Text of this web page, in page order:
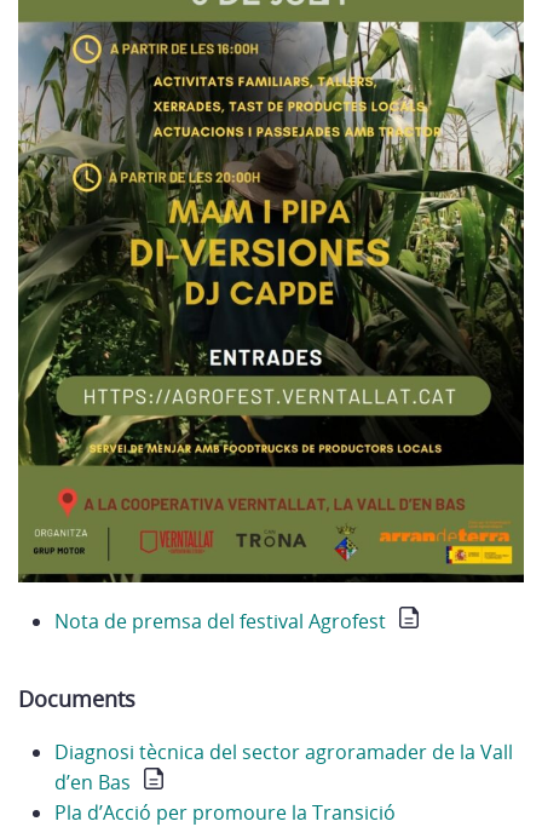
Nota de premsa del festival Agrofest
Documents
Diagnosi tècnica del sector agroramader de la Vall
d’en Bas
Pla d’Acció per promoure la Transició